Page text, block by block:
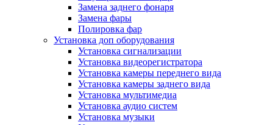
Замена заднего фонаря
Замена фары
Полировка фар
Установка доп оборудования
Установка сигнализации
Установка видеорегистратора
Установка камеры переднего вида
Установка камеры заднего вида
Установка мультимедиа
Установка аудио систем
Установка музыки